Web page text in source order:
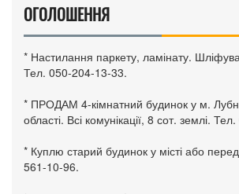
ОГОЛОШЕННЯ
* Настилання паркету, ламінату.
Тел. 050-204-13-33.
* ПРОДАМ 4-кімнатний будинок у м.
області. Всі комунікації, 8 сот. землі.
* Куплю старий будинок у місті або
561-10-96.